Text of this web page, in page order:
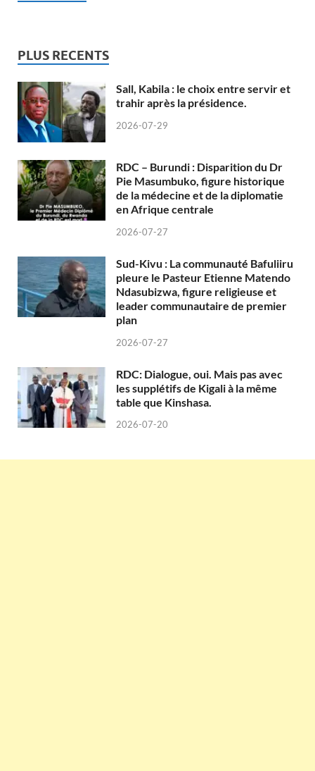
PLUS RECENTS
Sall, Kabila : le choix entre servir et
trahir après la présidence.
2026-07-29
RDC – Burundi : Disparition du Dr
Pie Masumbuko, figure historique
de la médecine et de la diplomatie
en Afrique centrale
2026-07-27
Sud-Kivu : La communauté Bafuliiru
pleure le Pasteur Etienne Matendo
Ndasubizwa, figure religieuse et
leader communautaire de premier
plan
2026-07-27
RDC: Dialogue, oui. Mais pas avec
les supplétifs de Kigali à la même
table que Kinshasa.
2026-07-20